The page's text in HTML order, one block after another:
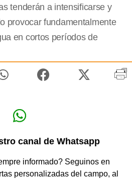
tenderán a intensificarse y
provocar fundamentalmente
en cortos períodos de
canal de Whatsapp
informado? Seguinos en
personalizadas del campo, al